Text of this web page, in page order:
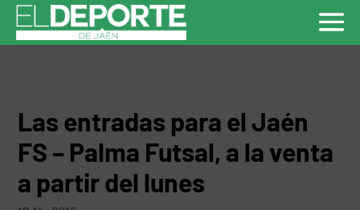
Las entradas para el Jaén
FS – Palma Futsal, a la venta
a partir del lunes